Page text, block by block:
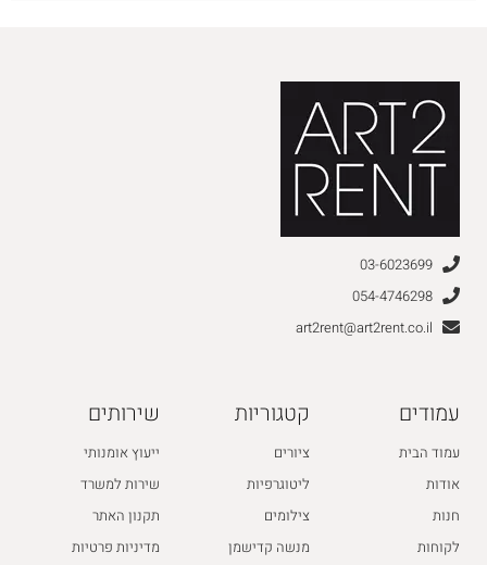
03-6023699
054-4746298
art2rent@art2rent.co.il
עמודים
עמוד הבית
אודות
חנות
לקוחות
קטגוריות
ציורים
ליטוגרפיות
צילומים
מנשה קדישמן
שירותים
ייעוץ אומנותי
שירות למשרד
תקנון האתר
מדיניות פרטיות